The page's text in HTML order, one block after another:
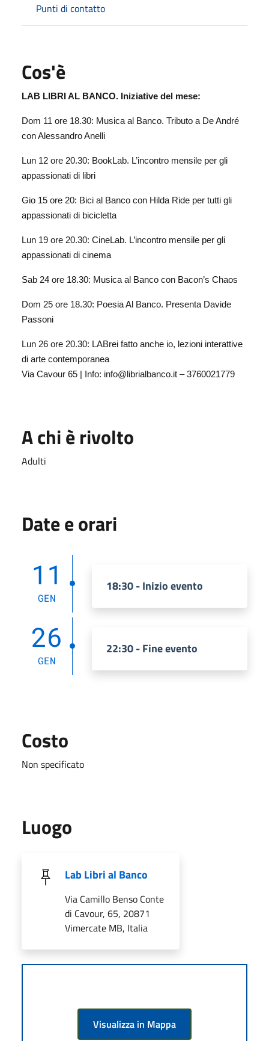
Punti di contatto
Cos'è
LAB LIBRI AL BANCO. Iniziative del mese:
Dom 11 ore 18.30: Musica al Banco. Tributo a De André
con Alessandro Anelli
Lun 12 ore 20.30: BookLab. L’incontro mensile per gli
appassionati di libri
Gio 15 ore 20: Bici al Banco con Hilda Ride per tutti gli
appassionati di bicicletta
Lun 19 ore 20.30: CineLab. L’incontro mensile per gli
appassionati di cinema
Sab 24 ore 18.30: Musica al Banco con Bacon’s Chaos
Dom 25 ore 18.30: Poesia Al Banco. Presenta Davide
Passoni
Lun 26 ore 20.30: LABrei fatto anche io, lezioni interattive
di arte contemporanea
Via Cavour 65 | Info: info@librialbanco.it – 3760021779
A chi è rivolto
Adulti
Date e orari
11
GEN
18:30 - Inizio evento
26
GEN
22:30 - Fine evento
Costo
Non specificato
Luogo
Lab Libri al Banco
Via Camillo Benso Conte
di Cavour, 65, 20871
Vimercate MB, Italia
Visualizza in Mappa